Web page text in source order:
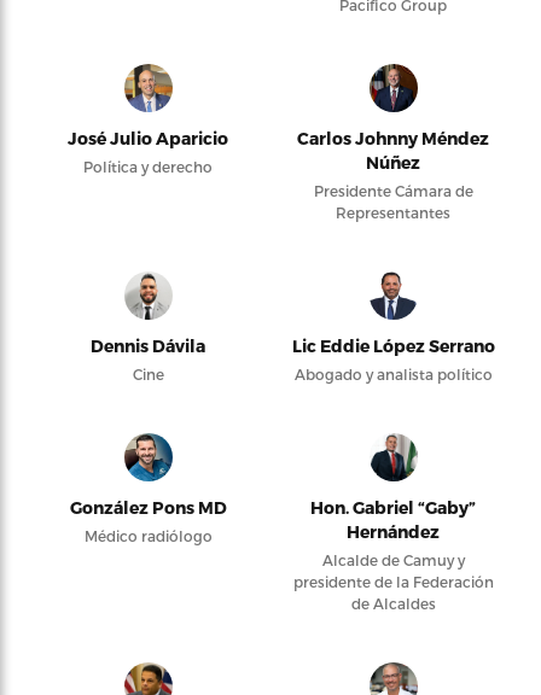
Pacifico Group
José Julio Aparicio
Política y derecho
Carlos Johnny Méndez
Núñez
Presidente Cámara de
Representantes
Dennis Dávila
Cine
Lic Eddie López Serrano
Abogado y analista político
González Pons MD
Médico radiólogo
Hon. Gabriel “Gaby”
Hernández
Alcalde de Camuy y
presidente de la Federación
de Alcaldes